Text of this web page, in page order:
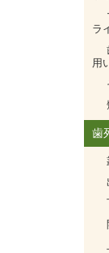
ラ
用
歯